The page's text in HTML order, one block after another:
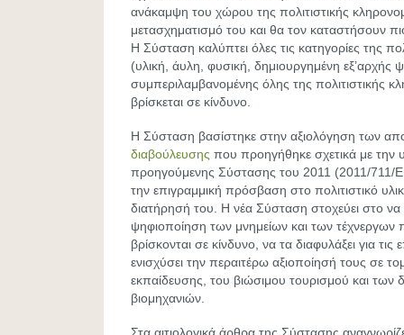
ανάκαμψη του χώρου της πολιτιστικής
μετασχηματισμό του και θα τον καταστήσουν
Η Σύσταση καλύπτει όλες τις κατηγορίες της
(υλική, άυλη, φυσική, δημιουργημένη εξ’αρχής
συμπεριλαμβανομένης όλης της πολιτιστικής
βρίσκεται σε κίνδυνο.
Η Σύσταση βασίστηκε στην αξιολόγηση των
διαβούλευσης που προηγήθηκε σχετικά με την
προηγούμενης Σύστασης του 2011 (2011/711/
την επιγραμμική πρόσβαση στο πολιτιστικό
διατήρησή του. Η νέα Σύσταση στοχεύει στο να
ψηφιοποίηση των μνημείων και των τέχνεργων
βρίσκονται σε κίνδυνο, να τα διαφυλάξει για τις
ενισχύσει την περαιτέρω αξιοποίησή τους σε
εκπαίδευσης, του βιώσιμου τουρισμού και των
βιομηχανιών.